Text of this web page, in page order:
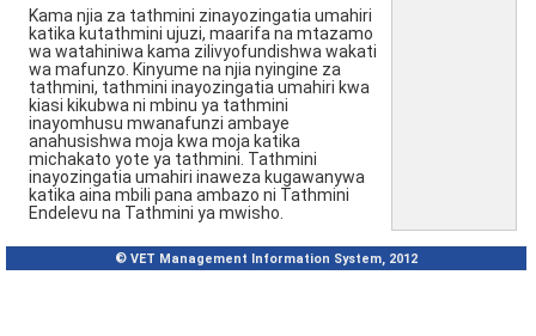
Kama njia za tathmini zinayozingatia umahiri
katika kutathmini ujuzi, maarifa na mtazamo
wa watahiniwa kama zilivyofundishwa wakati
wa mafunzo. Kinyume na njia nyingine za
tathmini, tathmini inayozingatia umahiri kwa
kiasi kikubwa ni mbinu ya tathmini
inayomhusu mwanafunzi ambaye
anahusishwa moja kwa moja katika
michakato yote ya tathmini. Tathmini
inayozingatia umahiri inaweza kugawanywa
katika aina mbili pana ambazo ni Tathmini
Endelevu na Tathmini ya mwisho.
© VET Management Information System, 2012